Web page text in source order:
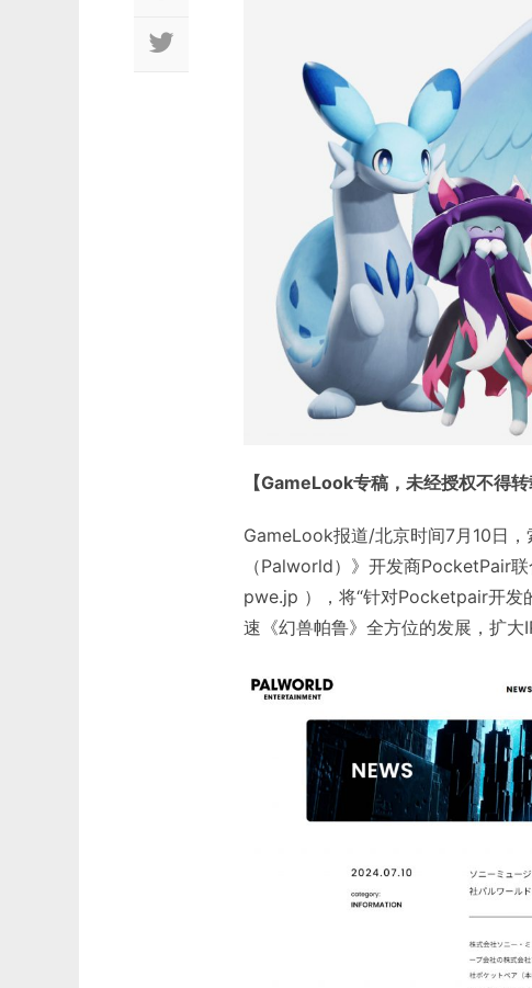
【GameLook专稿，未经授权不得转
GameLook报道/北京时间7月10日
（Palworld）》开发商PocketPair
pwe.jp ），将“针对Pocketpair开发
速《幻兽帕鲁》全方位的发展，扩大